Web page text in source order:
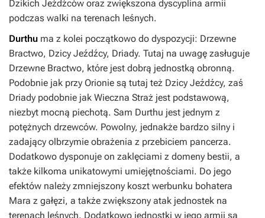
Dzikich Jeźdźców oraz zwiększona dyscyplina armii
podczas walki na terenach leśnych.
Durthu ma z kolei początkowo do dyspozycji: Drzewne
Bractwo, Dzicy Jeźdźcy, Driady. Tutaj na uwagę zasługuje
Drzewne Bractwo, które jest dobrą jednostką obronną.
Podobnie jak przy Orionie są tutaj też Dzicy Jeźdźcy, zaś
Driady podobnie jak Wieczna Straż jest podstawową,
niezbyt mocną piechotą. Sam Durthu jest jednym z
potężnych drzewców. Powolny, jednakże bardzo silny i
zadający olbrzymie obrażenia z przebiciem pancerza.
Dodatkowo dysponuje on zaklęciami z domeny bestii, a
także kilkoma unikatowymi umiejętnościami. Do jego
efektów należy zmniejszony koszt werbunku bohatera
Mara z gałęzi, a także zwiększony atak jednostek na
terenach leśnych. Dodatkowo jednostki w jego armii są